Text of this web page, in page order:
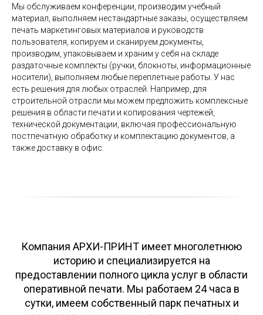
Мы обслуживаем конференции, производим учебный
материал, выполняем нестандартные заказы, осуществляем
печать маркетинговых материалов и руководств
пользователя, копируем и сканируем документы,
производим, упаковываем и храним у себя на складе
раздаточные комплекты (ручки, блокноты, информационные
носители), выполняем любые переплетные работы. У нас
есть решения для любых отраслей. Например, для
строительной отрасли мы можем предложить комплексные
решения в области печати и копирования чертежей,
технической документации, включая профессиональную
постпечатную обработку и комплектацию документов, а
также доставку в офис.
Компания АРХИ-ПРИНТ имеет многолетнюю
историю и специализируется на
предоставлении полного цикла услуг в области
оперативной печати. Мы работаем 24 часа в
сутки, имеем собственный парк печатных и